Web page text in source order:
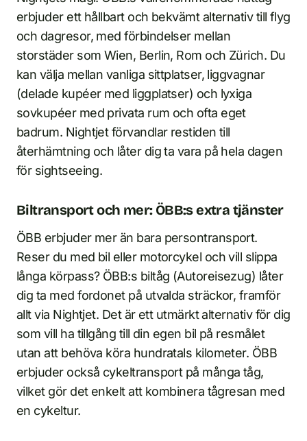
erbjuder ett hållbart och bekvämt alternativ till flyg
och dagresor, med förbindelser mellan
storstäder som Wien, Berlin, Rom och Zürich. Du
kan välja mellan vanliga sittplatser, liggvagnar
(delade kupéer med liggplatser) och lyxiga
sovkupéer med privata rum och ofta eget
badrum. Nightjet förvandlar restiden till
återhämtning och låter dig ta vara på hela dagen
för sightseeing.
Biltransport och mer: ÖBB:s extra tjänster
ÖBB erbjuder mer än bara persontransport.
Reser du med bil eller motorcykel och vill slippa
långa körpass? ÖBB:s biltåg (Autoreisezug) låter
dig ta med fordonet på utvalda sträckor, framför
allt via Nightjet. Det är ett utmärkt alternativ för dig
som vill ha tillgång till din egen bil på resmålet
utan att behöva köra hundratals kilometer. ÖBB
erbjuder också cykeltransport på många tåg,
vilket gör det enkelt att kombinera tågresan med
en cykeltur.